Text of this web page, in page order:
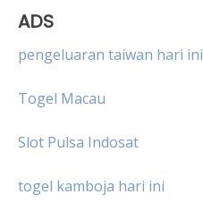
ADS
pengeluaran taiwan hari ini
Togel Macau
Slot Pulsa Indosat
togel kamboja hari ini